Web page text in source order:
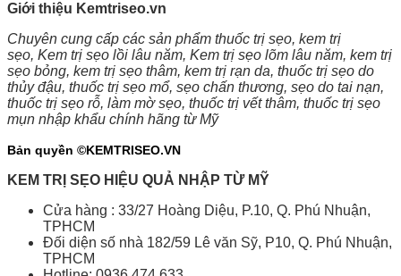
Giới thiệu Kemtriseo.vn
Chuyên cung cấp các sản phẩm thuốc trị sẹo, kem trị
sẹo, Kem trị sẹo lồi lâu năm, Kem trị sẹo lõm lâu năm, kem trị
sẹo bỏng, kem trị sẹo thâm, kem trị rạn da, thuốc trị sẹo do
thủy đậu, thuốc trị sẹo mổ, sẹo chấn thương, sẹo do tai nạn,
thuốc trị sẹo rỗ, làm mờ sẹo, thuốc trị vết thâm, thuốc trị sẹo
mụn nhập khẩu chính hãng từ Mỹ
Bản quyền ©KEMTRISEO.VN
KEM TRỊ SẸO HIỆU QUẢ NHẬP TỪ MỸ
Cửa hàng : 33/27 Hoàng Diệu, P.10, Q. Phú Nhuận,
TPHCM
Đối diện số nhà 182/59 Lê văn Sỹ, P10, Q. Phú Nhuận,
TPHCM